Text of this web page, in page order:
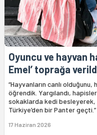
Oyuncu ve hayvan
Emel’ toprağa
“Hayvanların canlı
öğrendik. Yargılandı,
sokaklarda kedi besleyerek,
Türkiye’den bir Panter geçti.”
17 Haziran 2026